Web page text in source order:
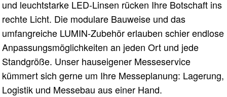
und leuchtstarke LED-Linsen rücken Ihre Botschaft ins
rechte Licht. Die modulare Bauweise und das
umfangreiche LUMIN-Zubehör erlauben schier endlose
Anpassungsmöglichkeiten an jeden Ort und jede
Standgröße. Unser hauseigener Messeservice
kümmert sich gerne um Ihre Messeplanung: Lagerung,
Logistik und Messebau aus einer Hand.